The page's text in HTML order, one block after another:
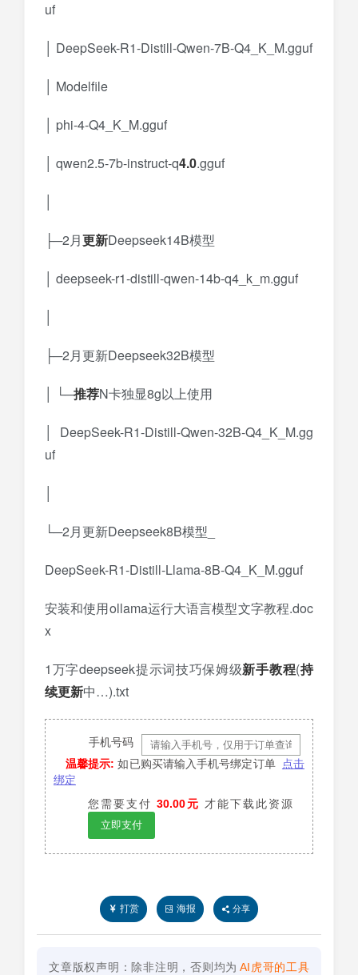
uf
│ DeepSeek-R1-Distill-Qwen-7B-Q4_K_M.gguf
│ Modelfile
│ phi-4-Q4_K_M.gguf
│ qwen2.5-7b-instruct-q4.0.gguf
├─2月更新Deepseek14B模型
│ deepseek-r1-distill-qwen-14b-q4_k_m.gguf
├─2月更新Deepseek32B模型
│ └─推荐N卡独显8g以上使用
│ DeepSeek-R1-Distill-Qwen-32B-Q4_K_M.gg
uf
└─2月更新Deepseek8B模型_
DeepSeek-R1-Distill-Llama-8B-Q4_K_M.gguf
安装和使用ollama运行大语言模型文字教程.doc
x
1万字deepseek提示词技巧保姆级新手教程(持
续更新中…).txt
手机号码
温馨提示: 如已购买请输入手机号绑定订单
点击
绑定
您需要支付 30.00元 才能下载此资源
立即支付
打赏 海报 分享
文章版权声明：除非注明，否则均为 AI虎哥的工具